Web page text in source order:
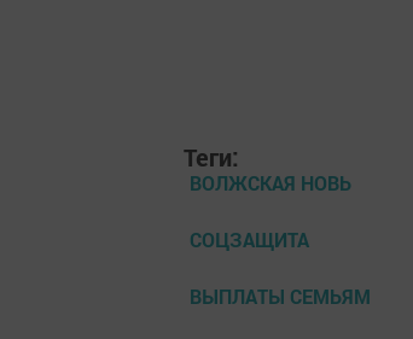
Теги:
ВОЛЖСКАЯ НОВЬ
СОЦЗАЩИТА
ВЫПЛАТЫ СЕМЬЯМ